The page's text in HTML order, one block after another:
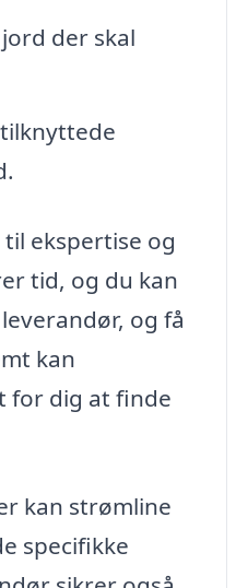
der skal
ekspertise og
tid, og du kan
og få
kan
for dig at finde
kan strømline
specifikke